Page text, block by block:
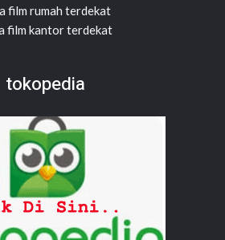
film rumah terdekat
film kantor terdekat
tokopedia